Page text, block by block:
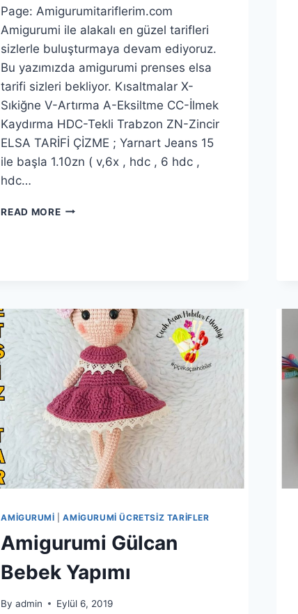
Page: Amigurumitariflerim.com
Amigurumi ile alakalı en güzel tarifleri
sizlerle buluşturmaya devam ediyoruz.
Bu yazımızda amigurumi prenses elsa
tarifi sizleri bekliyor. Kısaltmalar X-
Sıkiğne V-Artırma A-Eksiltme CC-İlmek
Kaydırma HDC-Tekli Trabzon ZN-Zincir
ELSA TARİFİ ÇİZME ; Yarnart Jeans 15
ile başla 1.10zn ( v,6x , hdc , 6 hdc ,
hdc…
READ MOREAMIGURUMI
AMIGURUMI |AMIGURUMI ÜCRETSIZ TARIFLER
Amigurumi Gülcan
Bebek Yapımı
By admin Eylül 6, 2019